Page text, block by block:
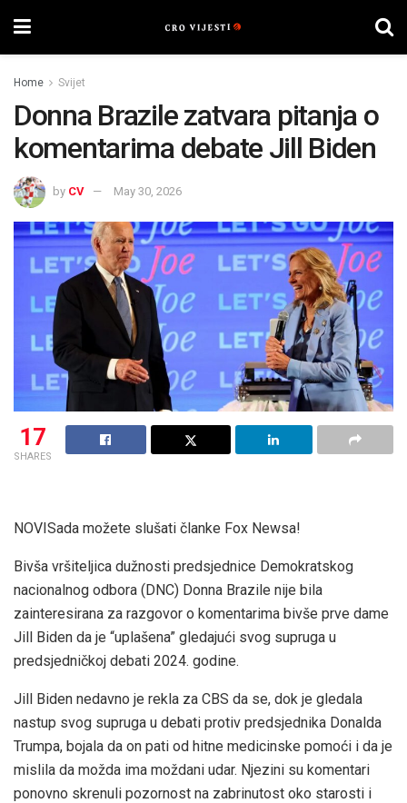
Home Svijet
Donna Brazile zatvara pitanja o
komentarima debate Jill Biden
by CV May 30, 2026
17
SHARES
NOVISada možete slušati članke Fox Newsa!
Bivša vršiteljica dužnosti predsjednice Demokratskog
nacionalnog odbora (DNC) Donna Brazile nije bila
zainteresirana za razgovor o komentarima bivše prve dame
Jill Biden da je “uplašena” gledajući svog supruga u
predsjedničkoj debati 2024. godine.
Jill Biden nedavno je rekla za CBS da se, dok je gledala
nastup svog supruga u debati protiv predsjednika Donalda
Trumpa, bojala da on pati od hitne medicinske pomoći i da je
mislila da možda ima moždani udar. Njezini su komentari
ponovno skrenuli pozornost na zabrinutost oko starosti i